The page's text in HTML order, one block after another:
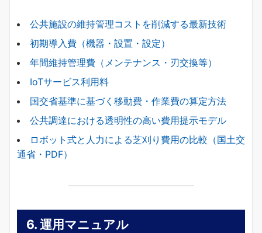
公共施設の維持管理コストを削減する最新技術
初期導入費（機器・設置・設定）
年間維持管理費（メンテナンス・刃交換等）
IoTサービス利用料
国交省基準に基づく移動費・作業費の算定方法
公共調達における透明性の高い費用提示モデル
ロボット式と人力による芝刈り費用の比較（国土交
通省・PDF）
6.運用マニュアル